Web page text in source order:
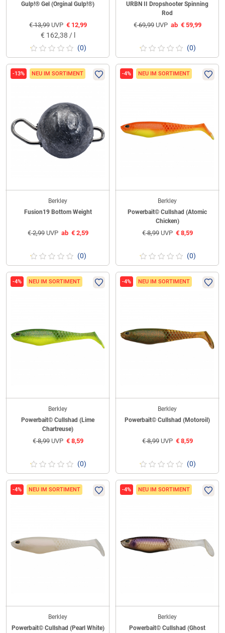
Gulp!® Gel (Orginal Gulp!®)
€13,99UVP €12,99
€ 162,38 / l
(0)
URBN II Dropshooter Spinning
Rod
€69,99UVP ab €59,99
(0)
-13% NEU IM SORTIMENT
Berkley
Fusion19 Bottom Weight
€2,99UVP ab €2,59
(0)
-4% NEU IM SORTIMENT
Berkley
Powerbait© Cullshad (Atomic
Chicken)
€8,99UVP €8,59
(0)
-4% NEU IM SORTIMENT
Berkley
Powerbait© Cullshad (Lime
Chartreuse)
€8,99UVP €8,59
(0)
-4% NEU IM SORTIMENT
Berkley
Powerbait© Cullshad (Motoroil)
€8,99UVP €8,59
(0)
-4% NEU IM SORTIMENT
Berkley
Powerbait© Cullshad (Pearl White)
-4% NEU IM SORTIMENT
Berkley
Powerbait© Cullshad (Ghost